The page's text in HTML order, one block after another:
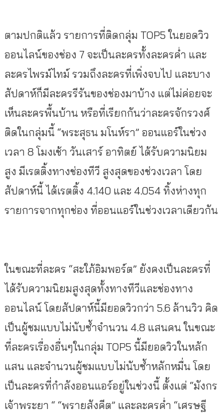
ตามปกติแล้ว รายการที่ติดกลุ่ม TOP5 ในยอดวิว
ออนไลน์ของช่อง 7 จะเป็นละครทั้งละครค่ำ และ
ละครไพรม์ไทม์ รวมถึงละครที่เพิ่งจบไป และบาง
สัปดาห์ก็มีละครรีรันของช่องมาบ้าง แต่ไม่ค่อยจะ
เห็นละครพื้นบ้าน หรือที่เรียกกันว่าละครจักรวงศ์
ติดในกลุ่มนี้ “พระสุธน มโนห์รา” ออนแอร์ในช่วง
เวลา 8 โมงเช้า วันเสาร์ อาทิตย์ ได้รับความนิยม
สูง มีเรตติ้งทางช่องทีวี สูงสุดของช่วงเวลา โดย
สัปดาห์นี้ ได้เรตติ้ง 4.140 และ 4.054 ทิ้งห่างทุก
รายการจากทุกช่อง ที่ออนแอร์ในช่วงเวลาเดียวกัน
ในขณะที่ละคร “สะใภ้อิมพอร์ต” ยังคงเป็นละครที่
ได้รับความนิยมสูงสุดทั้งทางทีวีและช่องทาง
ออนไลน์ โดยสัปดาห์นี้มียอดวิวกว่า 5.6 ล้านวิว คิด
เป็นผู้ชมแบบไม่นับซ้ำจำนวน 4.8 แสนคน ในขณะ
ที่ละครเรื่องอื่นๆในกลุ่ม TOP5 นี้มียอดวิวในหลัก
แสน และจำนวนผู้ชมแบบไม่นับซ้ำหลักหมื่น โดย
เป็นละครที่กำลังออนแอร์อยู่ในช่วงนี้ ตั้งแต่ “มังกร
เจ้าพระยา “ “พรายสังคีต” และละครค่ำ “เศรษฐี